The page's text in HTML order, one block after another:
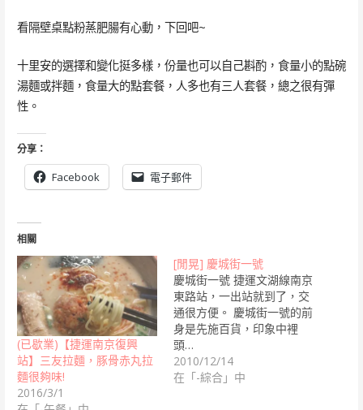
看隔壁桌點粉蒸肥腸有心動，下回吧~
十里安的選擇和變化挺多樣，份量也可以自己斟酌，食量小的點碗
湯麵或拌麵，食量大的點套餐，人多也有三人套餐，總之很有彈
性。
分享：
Facebook 電子郵件
相關
(已歇業)【捷運南京復興
站】三友拉麵，豚骨赤丸拉
麵很夠味!
2016/3/1
[閒晃] 慶城街一號
慶城街一號 捷運文湖線南京
東路站，一出站就到了，交
通很方便。 慶城街一號的前
身是先施百貨，印象中裡
頭…
2010/12/14
在「-綜合」中